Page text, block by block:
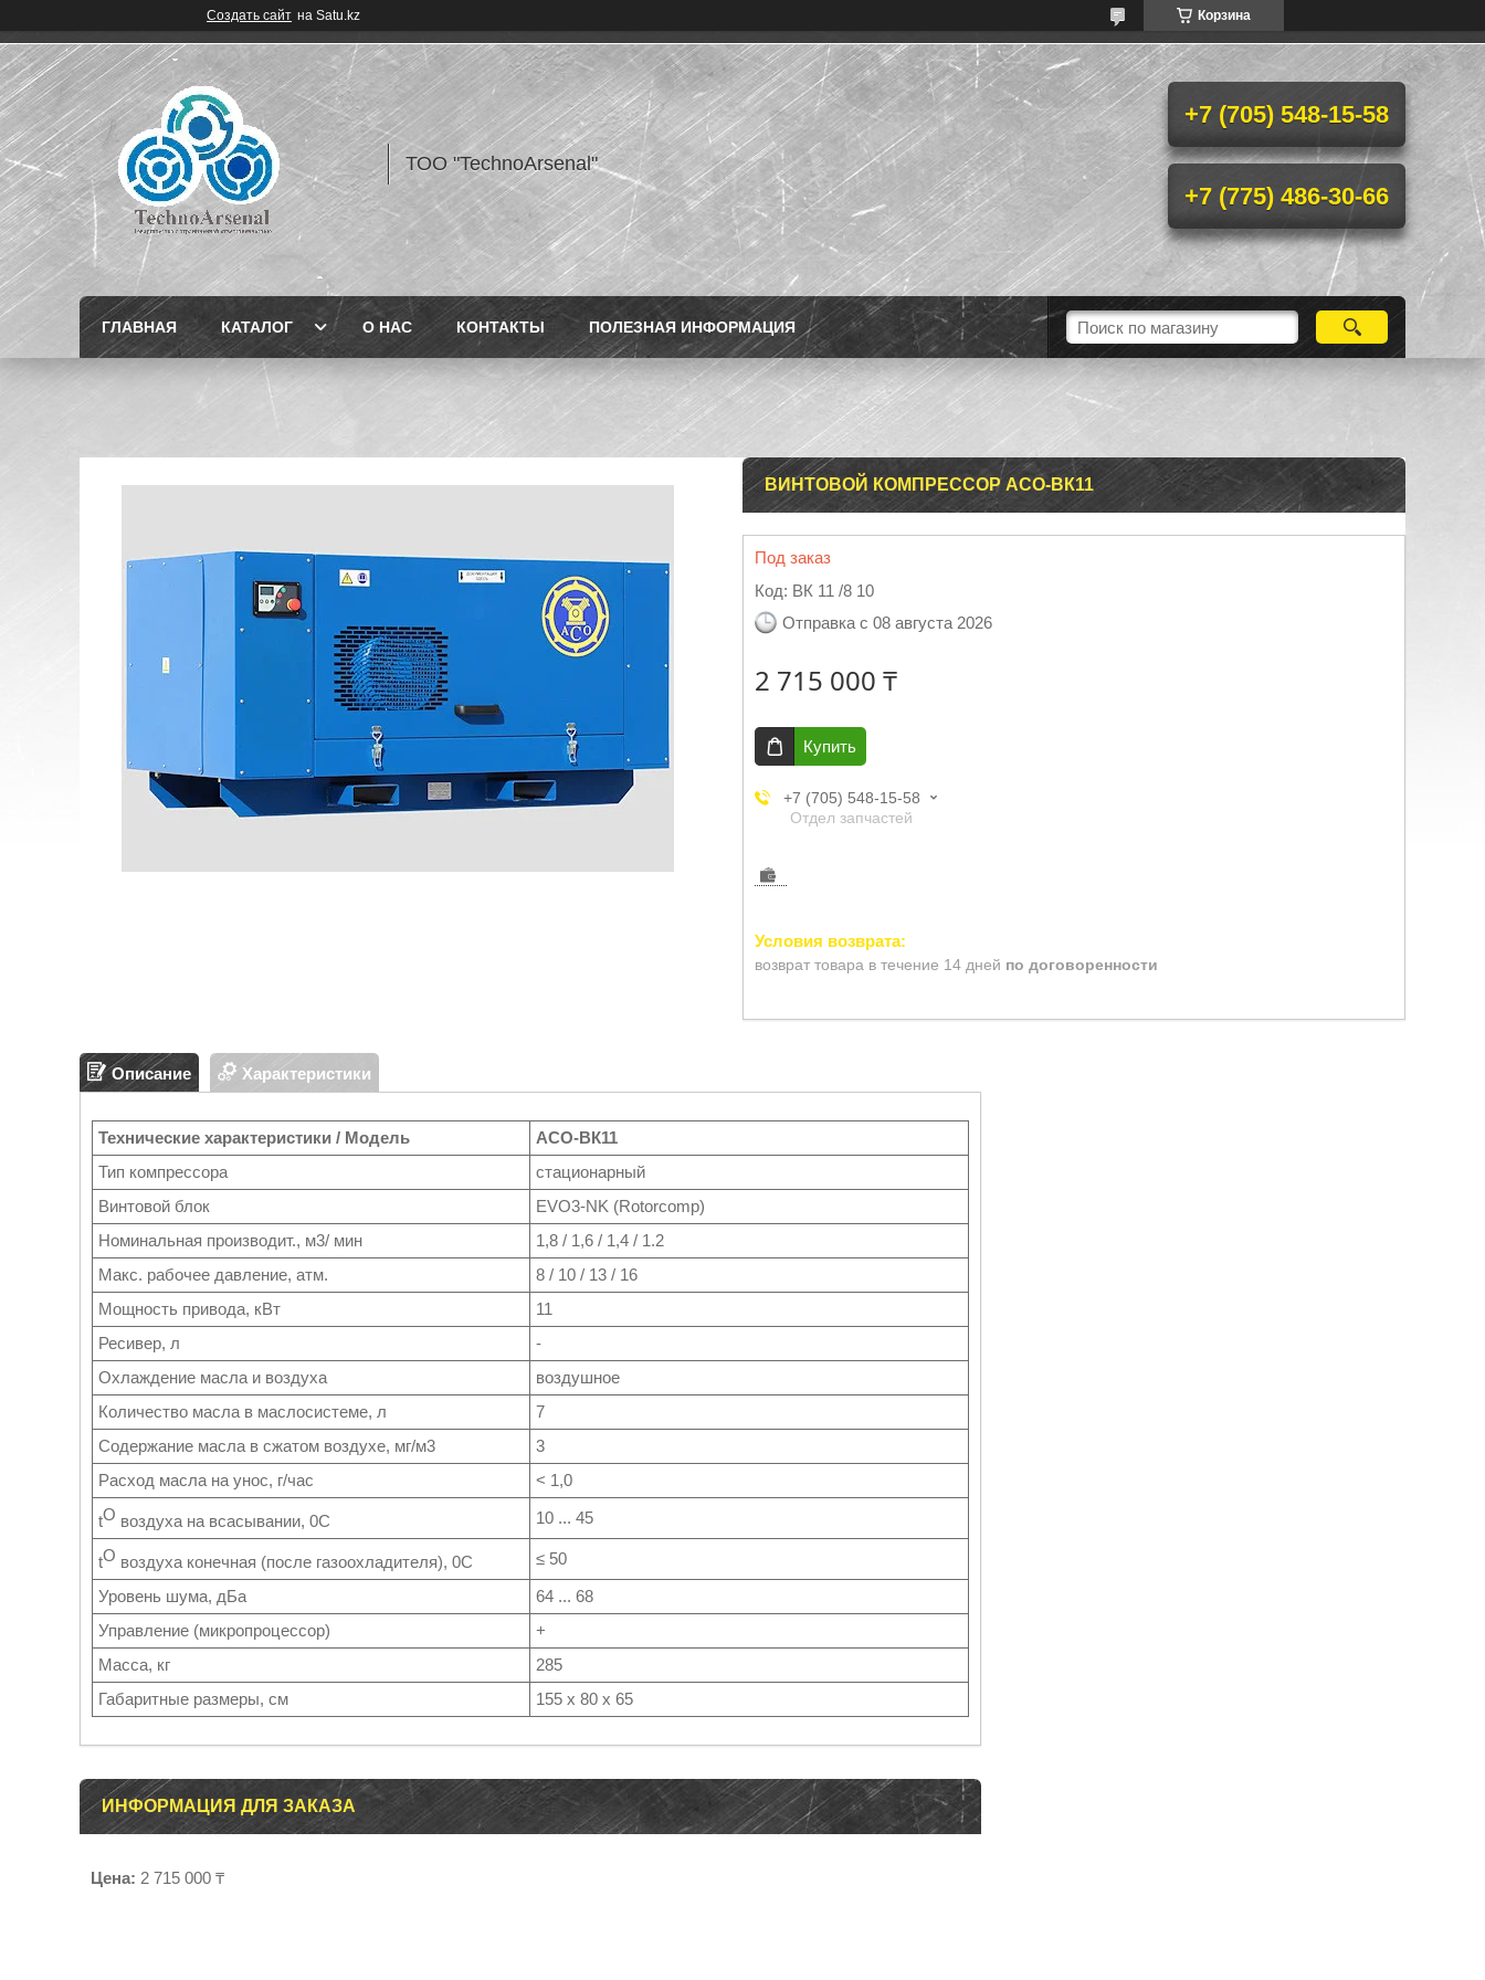
Создать сайт на Satu.kz Корзина
ТОО "TechnoArsenal"
+7 (705) 548-15-58
+7 (775) 486-30-66
ГЛАВНАЯ КАТАЛОГ О НАС КОНТАКТЫ ПОЛЕЗНАЯ ИНФОРМАЦИЯ
ВИНТОВОЙ КОМПРЕССОР АСО-ВК11
Под заказ
Код: ВК 11 /8 10
Отправка с 08 августа 2026
2 715 000 ₸
Купить
+7 (705) 548-15-58
Отдел запчастей
возврат товара в течение 14 дней по договоренности
Описание Характеристики
Технические характеристики / Модель
АСО-ВК11
Тип компрессора
стационарный
Винтовой блок
EVO3-NK (Rotorcomp)
Номинальная производит., м3/ мин
1,8 / 1,6 / 1,4 / 1.2
Макс. рабочее давление, атм.
8 / 10 / 13 / 16
Мощность привода, кВт
11
Ресивер, л
-
Охлаждение масла и воздуха
воздушное
Количество масла в маслосистеме, л
7
Содержание масла в сжатом воздухе, мг/м3
3
Расход масла на унос, г/час
< 1,0
tO воздуха на всасывании, 0С 10 ... 45
tO воздуха конечная (после газоохладителя), 0С
≤ 50
Уровень шума, дБа
64 ... 68
Управление (микропроцессор)
+
Масса, кг
285
Габаритные размеры, см
155 х 80 х 65
ИНФОРМАЦИЯ ДЛЯ ЗАКАЗА
Цена: 2 715 000 ₸